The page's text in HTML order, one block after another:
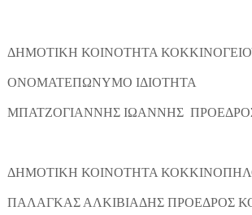
ΔΗΜΟΤΙΚΗ ΚΟΙΝΟΤΗΤΑ
ΟΝΟΜΑΤΕΠΩΝΥΜΟ ΙΔΙΟΤΗΤΑ
ΜΠΑΤΖΟΓΙΑΝΝΗΣ ΙΩΑΝΝΗΣ
ΔΗΜΟΤΙΚΗ ΚΟΙΝΟΤΗΤΑ
ΠΑΛΑΓΚΑΣ ΑΛΚΙΒΙΑΔΗΣ ΠΡΟΕΔΡΟΣ